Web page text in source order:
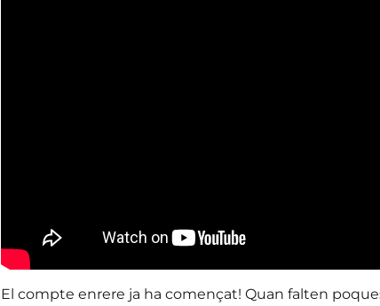
El compte enrere ja ha començat! Quan falten